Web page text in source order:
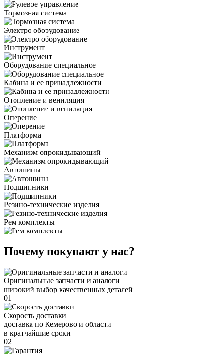
Тормозная система
Электро оборудование
Инструмент
Оборудование специальное
Кабина и ее принадлежности
Отопление и вениляция
Оперение
Платформа
Механизм опрокидывающий
Автошины
Подшипники
Резино-технические изделия
Рем комплекты
Почему покупают у нас?
Оригинальные запчасти и аналоги
широкий выбор качественных деталей
01
Скорость доставки
доставка по Кемерово и области
в кратчайшие сроки
02